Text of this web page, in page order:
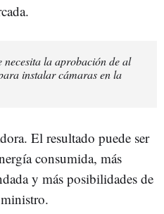
necesita la aprobación de al
instalar cámaras en la
El resultado puede ser
consumida, más
y más posibilidades de